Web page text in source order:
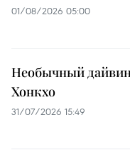
01/08/2026 05:00
Необычный
Хонкхо
31/07/2026 15:49